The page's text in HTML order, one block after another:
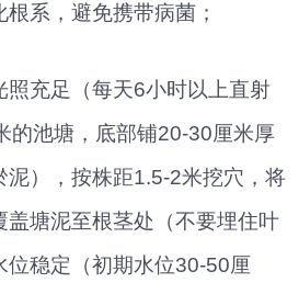
系，避免携带病菌；
充足（每天6小时以上直射
的池塘，底部铺20-30厘米厚
泥），按株距1.5-2米挖穴，将
盖塘泥至根茎处（不要埋住叶
位稳定（初期水位30-50厘